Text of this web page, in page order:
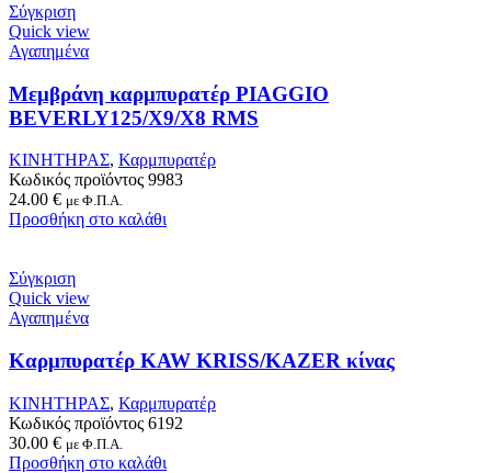
Σύγκριση
Quick view
Αγαπημένα
Μεμβράνη καρμπυρατέρ PIAGGIO
BEVERLY125/X9/X8 RMS
ΚΙΝΗΤΗΡΑΣ, Καρμπυρατέρ
Κωδικός προϊόντος 9983
24.00 € με Φ.Π.Α.
Προσθήκη στο καλάθι
Σύγκριση
Quick view
Αγαπημένα
Καρμπυρατέρ KAW KRISS/KAZER κίνας
ΚΙΝΗΤΗΡΑΣ, Καρμπυρατέρ
Κωδικός προϊόντος 6192
30.00 € με Φ.Π.Α.
Προσθήκη στο καλάθι